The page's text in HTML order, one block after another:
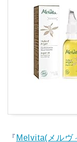
『 Melvita(メルヴ